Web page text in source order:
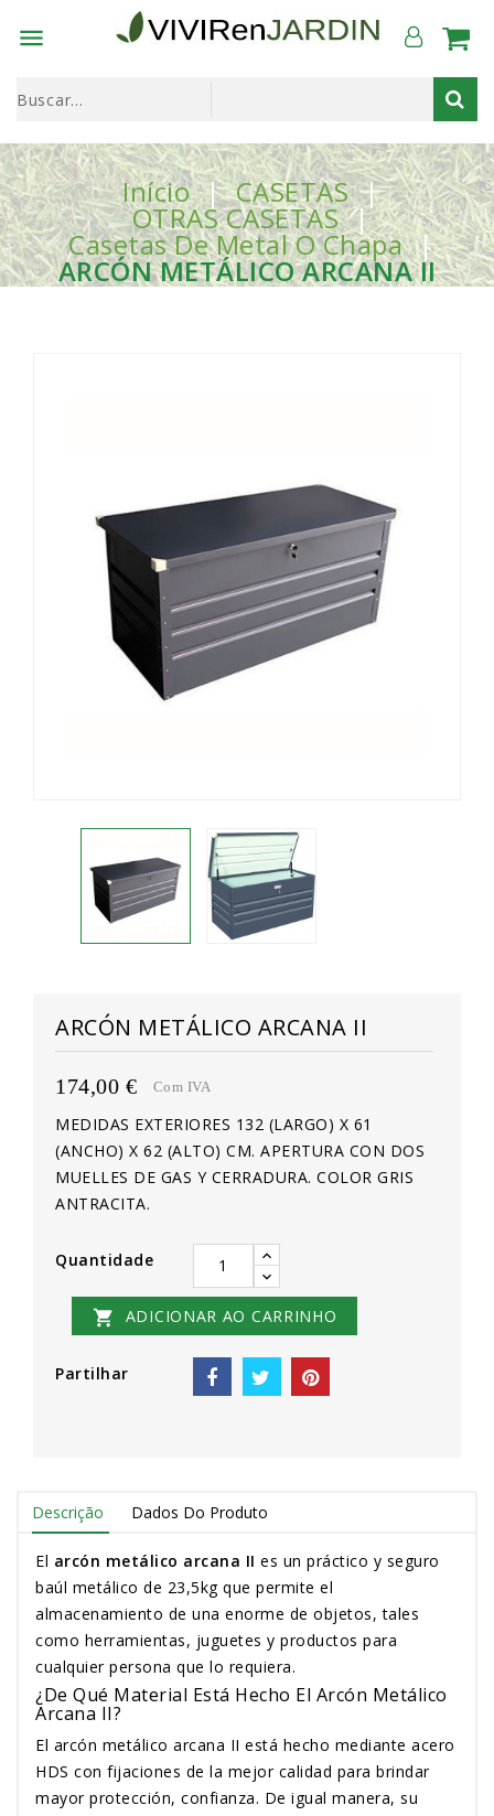

Início CASETAS
OTRAS CASETAS
Casetas De Metal O Chapa
ARCÓN METÁLICO ARCANA II
ARCÓN METÁLICO ARCANA II
174,00 € Com IVA
MEDIDAS EXTERIORES 132 (LARGO) X 61
(ANCHO) X 62 (ALTO) CM. APERTURA CON DOS
MUELLES DE GAS Y CERRADURA. COLOR GRIS
ANTRACITA.
Quantidade
 ADICIONAR AO CARRINHO
Partilhar
Descrição Dados Do Produto
El arcón metálico arcana II es un práctico y seguro
baúl metálico de 23,5kg que permite el
almacenamiento de una enorme de objetos, tales
como herramientas, juguetes y productos para
cualquier persona que lo requiera.
¿De Qué Material Está Hecho El Arcón Metálico
Arcana II?
El arcón metálico arcana II está hecho mediante acero
HDS con fijaciones de la mejor calidad para brindar
mayor protección, confianza. De igual manera, su